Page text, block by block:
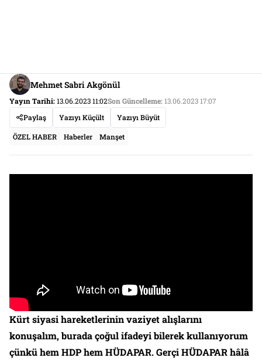
Mehmet Sabri Akgönül
Yayın Tarihi:13.06.2023 11:02Son Güncelleme:13.06.2023 17:07
Paylaş
Yazıyı Küçült Yazıyı Büyüt
ÖZEL HABER Haberler Manşet
Kürt siyasi hareketlerinin vaziyet alışlarını
konuşalım, burada çoğul ifadeyi bilerek kullanıyorum
çünkü hem HDP hem HÜDAPAR. Gerçi HÜDAPAR hâlâ